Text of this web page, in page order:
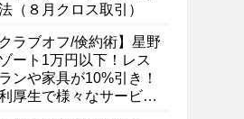
（８月クロス取引）
クラブオフ/倹約術】星野
ート1万円以下！レス
ランや家具が10%引き！
厚生で様々なサービス